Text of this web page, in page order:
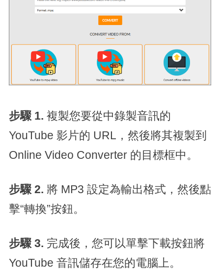
步驟 1. 複製您要從中錄製音訊的
YouTube 影片的 URL，然後將其複製到
Online Video Converter 的目標框中。
步驟 2. 將 MP3 設定為輸出格式，然後點
擊“轉換”按鈕。
步驟 3. 完成後，您可以單擊下載按鈕將
YouTube 音訊儲存在您的電腦上。